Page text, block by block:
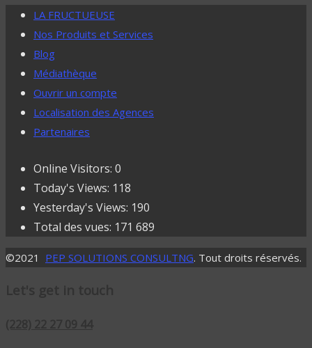
LA FRUCTUEUSE
Nos Produits et Services
Blog
Médiathèque
Ouvrir un compte
Localisation des Agences
Partenaires
Online Visitors: 0
Today's Views: 118
Yesterday's Views: 190
Total des vues: 171 689
©2021 PEP SOLUTIONS CONSULTNG. Tout droits réservés.